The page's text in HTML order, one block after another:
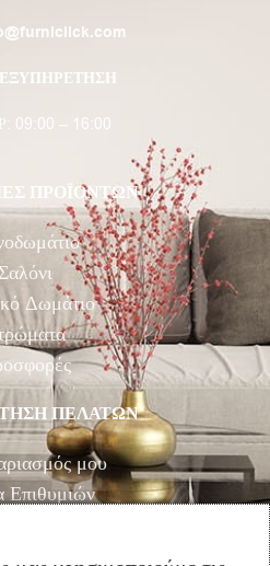
09:00 – 16:00
ΠΡΟΪΟΝΤΩΝ
Σαλόνι
Δωμάτιο
ΠΕΛΑΤΩΝ
μου
Επιθυμιών
Αγορών